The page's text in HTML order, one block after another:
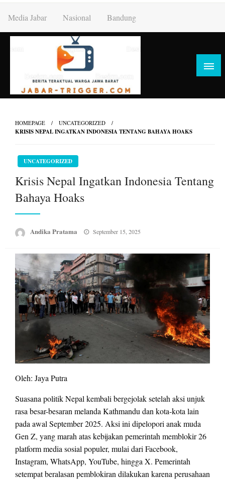
content
Media Jabar Nasional Bandung
HOMEPAGE UNCATEGORIZED
KRISIS NEPAL INGATKAN INDONESIA TENTANG BAHAYA HOAKS
UNCATEGORIZED
Krisis Nepal Ingatkan Indonesia Tentang
Bahaya Hoaks
Andika Pratama
Posted
September 15, 2025
Oleh: Jaya Putra
Suasana politik Nepal kembali bergejolak setelah aksi unjuk
rasa besar-besaran melanda Kathmandu dan kota-kota lain
pada awal September 2025. Aksi ini dipelopori anak muda
Gen Z, yang marah atas kebijakan pemerintah memblokir 26
platform media sosial populer, mulai dari Facebook,
Instagram, WhatsApp, YouTube, hingga X. Pemerintah
setempat beralasan pemblokiran dilakukan karena perusahaan